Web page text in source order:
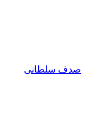
صدف سلطانی